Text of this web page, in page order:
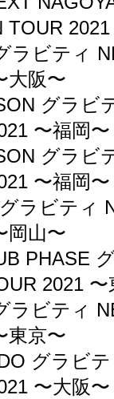
TOUR
ラビティ
大阪〜
グラビ
〜福岡〜
グラビ
〜福岡〜
ラビティ
岡山〜
PHASE
2021 〜
ラビティ
東京〜
グラビ
〜大阪〜